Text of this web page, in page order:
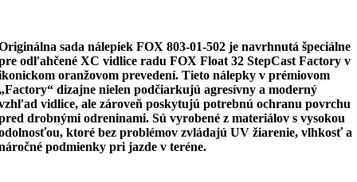
sada nálepiek FOX 803-01-502 je navrhnutá špeciálne
odľahčené XC vidlice radu FOX Float 32 StepCast Factory v
oranžovom prevedení. Tieto nálepky v prémiovom
dizajne nielen podčiarkujú agresívny a moderný
vidlice, ale zároveň poskytujú potrebnú ochranu povrchu
drobnými odreninami. Sú vyrobené z materiálov s vysokou
ktoré bez problémov zvládajú UV žiarenie, vlhkosť a
podmienky pri jazde v teréne.